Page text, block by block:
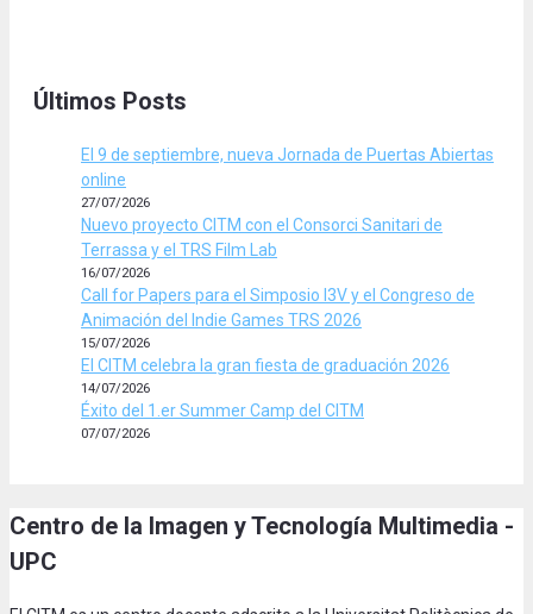
Últimos Posts
El 9 de septiembre, nueva Jornada de Puertas Abiertas
online
27/07/2026
Nuevo proyecto CITM con el Consorci Sanitari de
Terrassa y el TRS Film Lab
16/07/2026
Call for Papers para el Simposio I3V y el Congreso de
Animación del Indie Games TRS 2026
15/07/2026
El CITM celebra la gran fiesta de graduación 2026
14/07/2026
Éxito del 1.er Summer Camp del CITM
07/07/2026
Centro de la Imagen y Tecnología Multimedia -
UPC